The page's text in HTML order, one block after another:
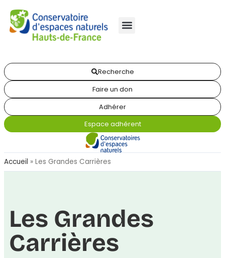
Recherche
Faire un don
Adhérer
Espace adhérent
Accueil » Les Grandes Carrières
Les Grandes
Carrières